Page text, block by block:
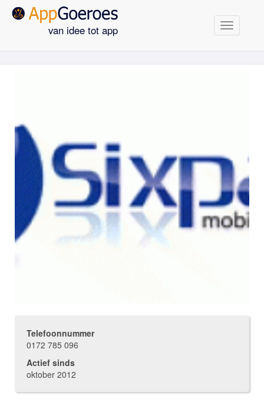
van idee tot app Navigatie
Telefoonnummer
0172 785 096
Actief sinds
oktober 2012